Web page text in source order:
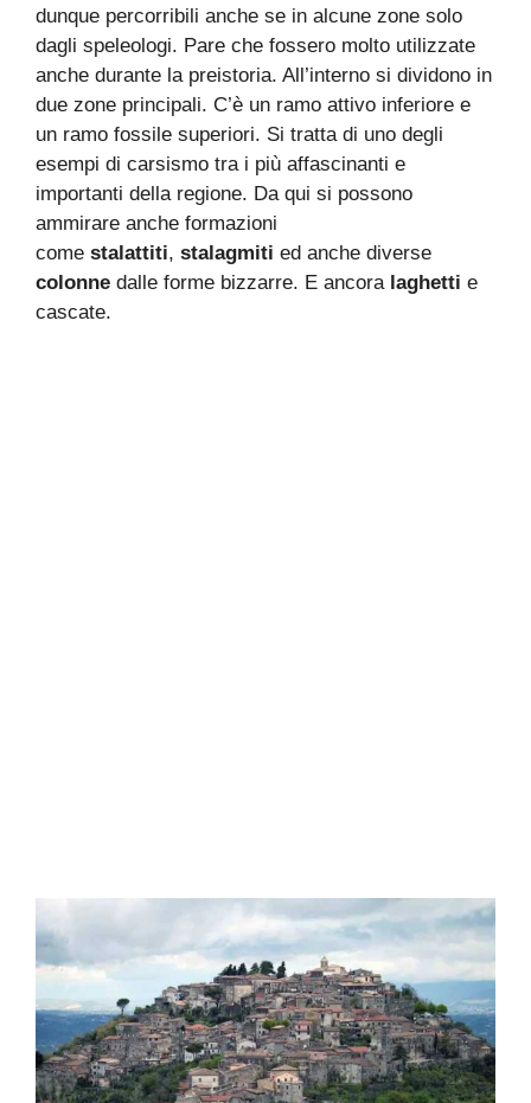
dunque percorribili anche se in alcune zone solo
dagli speleologi. Pare che fossero molto utilizzate
anche durante la preistoria. All’interno si dividono in
due zone principali. C’è un ramo attivo inferiore e
un ramo fossile superiori. Si tratta di uno degli
esempi di carsismo tra i più affascinanti e
importanti della regione. Da qui si possono
ammirare anche formazioni
come stalattiti, stalagmiti ed anche diverse
colonne dalle forme bizzarre. E ancora laghetti e
cascate.